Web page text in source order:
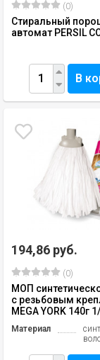
(0)
Стиральный
автомат PERSIL
В
194,86 руб.
(0)
МОП
с резьбовым
MEGA YORK 140г
Материал